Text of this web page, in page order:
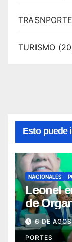
TRASNPORTE
TURISMO
Esto puede
NACIONALES
Leonel
de
6 DE
PORTES